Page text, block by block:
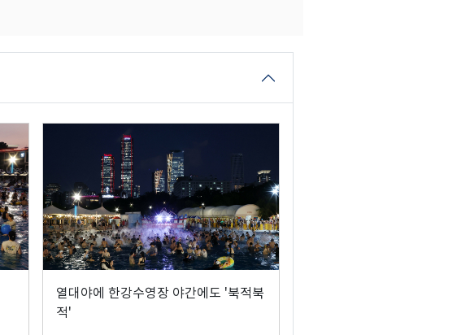
열대야에 한강수영장 야간에도 '북적북
적'